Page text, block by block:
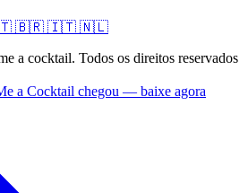
🇧🇷 🇮🇹 🇳🇱
a cocktail. Todos os direitos reservados
a Cocktail chegou — baixe agora